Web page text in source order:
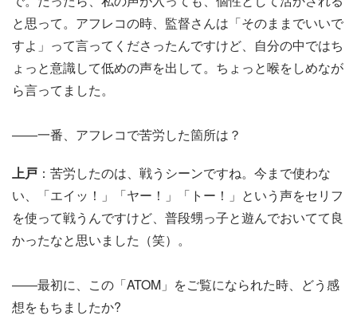
と思って。アフレコの時、監督さんは「そのままでいいで
すよ」って言ってくださったんですけど、自分の中ではち
ょっと意識して低めの声を出して。ちょっと喉をしめなが
ら言ってました。
――一番、アフレコで苦労した箇所は？
上戸 ：苦労したのは、戦うシーンですね。今まで使わな
い、「エイッ！」「ヤー！」「トー！」という声をセリフ
を使って戦うんですけど、普段甥っ子と遊んでおいてて良
かったなと思いました（笑）。
――最初に、この「ATOM」をご覧になられた時、どう感
想をもちましたか?